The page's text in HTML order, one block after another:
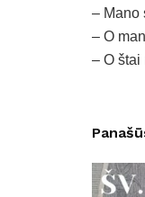
– Mano
– O
– O